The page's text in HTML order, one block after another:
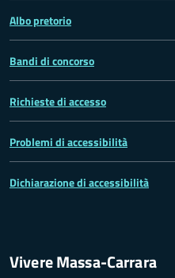
Albo pretorio
Bandi di concorso
Richieste di accesso
Problemi di accessibilità
Dichiarazione di accessibilità
Vivere Massa-Carrara